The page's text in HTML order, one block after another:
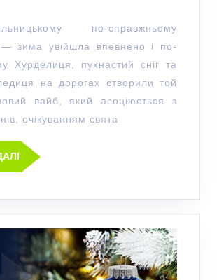
по-справжньому
— зима увійшла впевнено і по-
Хурделиця, пухнастий сніг та
на дорогах створили той
вайб, який асоціюється з
очікуванням свята